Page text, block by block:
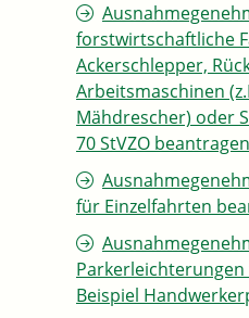
forstwirtschaftliche
Ackerschlepper,
Arbeitsmaschinen
Mähdrescher) oder
70 StVZO beantragen
für Einzelfahrten
Beispiel